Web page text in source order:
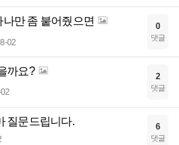
만 좀 붙어줬으면
02
0
댓글
까요? 2
댓글
질문드립니다. 6
댓글